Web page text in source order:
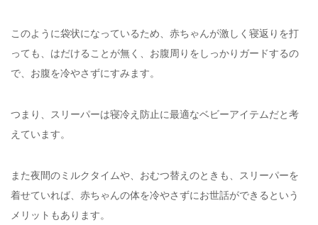
このように袋状になっているため、赤ちゃんが激しく寝返りを打
っても、はだけることが無く、お腹周りをしっかりガードするの
で、お腹を冷やさずにすみます。
つまり、スリーパーは寝冷え防止に最適なベビーアイテムだと考
えています。
また夜間のミルクタイムや、おむつ替えのときも、スリーパーを
着せていれば、赤ちゃんの体を冷やさずにお世話ができるという
メリットもあります。